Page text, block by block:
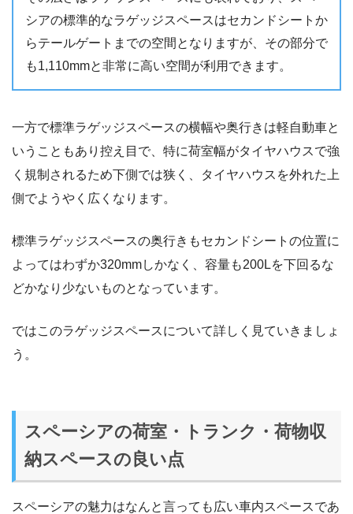
シアの標準的なラゲッジスペースはセカンドシートか
らテールゲートまでの空間となりますが、その部分で
も1,110mmと非常に高い空間が利用できます。
一方で標準ラゲッジスペースの横幅や奥行きは軽自動車と
いうこともあり控え目で、特に荷室幅がタイヤハウスで強
く規制されるため下側では狭く、タイヤハウスを外れた上
側でようやく広くなります。
標準ラゲッジスペースの奥行きもセカンドシートの位置に
よってはわずか320mmしかなく、容量も200Lを下回るな
どかなり少ないものとなっています。
ではこのラゲッジスペースについて詳しく見ていきましょ
う。
スペーシアの荷室・トランク・荷物収
納スペースの良い点
スペーシアの魅力はなんと言っても広い車内スペースであ